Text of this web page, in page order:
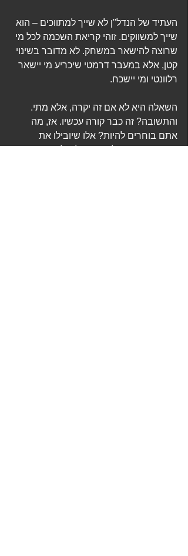
העתיד של הנדל"ן לא שייך למתווכים – הוא
שייך למשווקים. זוהי קריאת השכמה לכל מי
שרוצה להישאר במשחק. לא מדובר בשינוי
קטן, אלא במעבר דרמטי שיכריע מי יישאר
רלוונטי ומי יישכח.
השאלה היא לא אם זה יקרה, אלא מתי.
והתשובה? זה כבר קורה עכשיו. אז, מה
אתם בוחרים להיות? אלו שיובילו את